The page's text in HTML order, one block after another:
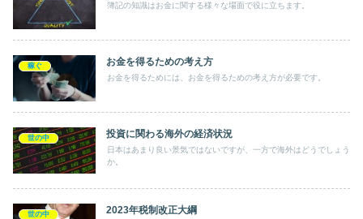
簿記の知識はお金に関する様々な場面で役に立ちます。
稼ぐ お金を得るための考え方
お金を得るためには、お金を得るための考え方が必要です。
世の中 投資に関わる海外の経済状況
日本はあまり良い景気ではないですが、一方で海外はどうでしょう
か。
世の中 2023年税制改正大綱